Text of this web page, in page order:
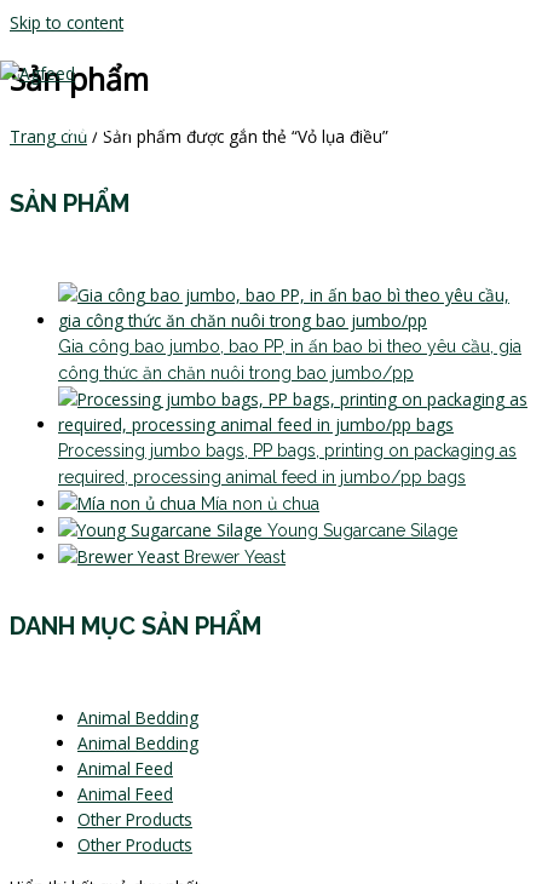
Skip to content
MAIN MENU
Sản phẩm
Trang chủ / Sản phẩm được gắn thẻ “Vỏ lụa điều”
SẢN PHẨM
Gia công bao jumbo, bao PP, in ấn bao bì theo yêu cầu, gia
công thức ăn chăn nuôi trong bao jumbo/pp
Processing jumbo bags, PP bags, printing on packaging as
required, processing animal feed in jumbo/pp bags
Mía non ủ chua
Young Sugarcane Silage
Brewer Yeast
DANH MỤC SẢN PHẨM
Animal Bedding
Animal Bedding
Animal Feed
Animal Feed
Other Products
Other Products